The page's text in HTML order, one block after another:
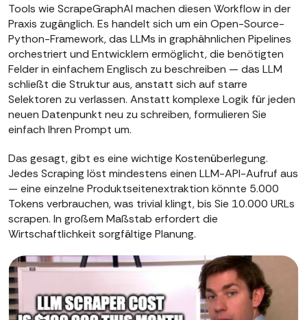
Tools wie ScrapeGraphAI machen diesen Workflow in der
Praxis zugänglich. Es handelt sich um ein Open-Source-
Python-Framework, das LLMs in graphähnlichen Pipelines
orchestriert und Entwicklern ermöglicht, die benötigten
Felder in einfachem Englisch zu beschreiben — das LLM
schließt die Struktur aus, anstatt sich auf starre
Selektoren zu verlassen. Anstatt komplexe Logik für jeden
neuen Datenpunkt neu zu schreiben, formulieren Sie
einfach Ihren Prompt um.
Das gesagt, gibt es eine wichtige Kostenüberlegung.
Jedes Scraping löst mindestens einen LLM-API-Aufruf aus
— eine einzelne Produktseitenextraktion könnte 5.000
Tokens verbrauchen, was trivial klingt, bis Sie 10.000 URLs
scrapen. In großem Maßstab erfordert die
Wirtschaftlichkeit sorgfältige Planung.